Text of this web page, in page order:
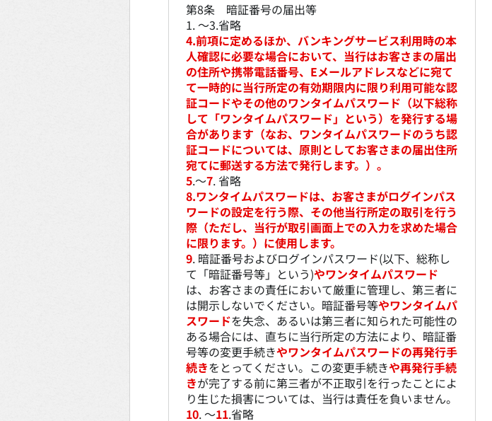
第8条 暗証番号の届出等
1. ～3.省略
4.前項に定めるほか、バンキングサービス利用時の本
人確認に必要な場合において、当行はお客さまの届出
の住所や携帯電話番号、Eメールアドレスなどに宛て
て一時的に当行所定の有効期限内に限り利用可能な認
証コードやその他のワンタイムパスワード（以下総称
して「ワンタイムパスワード」という）を発行する場
合があります（なお、ワンタイムパスワードのうち認
証コードについては、原則としてお客さまの届出住所
宛てに郵送する方法で発行します。）。
5.～7. 省略
8.ワンタイムパスワードは、お客さまがログインパス
ワードの設定を行う際、その他当行所定の取引を行う
際（ただし、当行が取引画面上での入力を求めた場合
に限ります。）に使用します。
9. 暗証番号およびログインパスワード(以下、総称し
て「暗証番号等」という)やワンタイムパスワード
は、お客さまの責任において厳重に管理し、第三者に
は開示しないでください。暗証番号等やワンタイムパ
スワードを失念、あるいは第三者に知られた可能性の
ある場合には、直ちに当行所定の方法により、暗証番
号等の変更手続きやワンタイムパスワードの再発行手
続きをとってください。この変更手続きや再発行手続
きが完了する前に第三者が不正取引を行ったことによ
り生じた損害については、当行は責任を負いません。
10. ～11.省略